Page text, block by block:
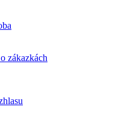
zákazkách